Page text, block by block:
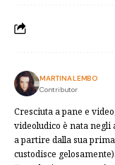
MARTINA LEMBO
Contributor
Cresciuta a pane e
videoludico è nata negli
a partire dalla sua
custodisce